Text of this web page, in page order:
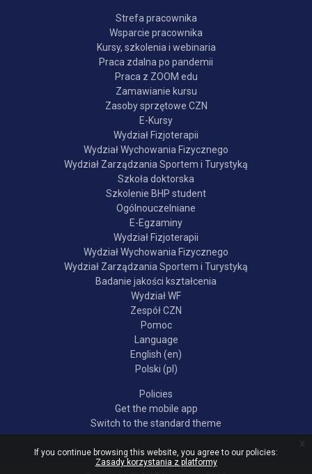
If you continue browsing this website, you agree to our policies:
Zasady korzystania z platformy
x
Strefa pracownika
Wsparcie pracownika
Kursy, szkolenia i webinaria
Praca zdalna po pandemii
Praca z ZOOM edu
Zamawianie kursu
Zasoby sprzętowe CZN
E-Kursy
Wydział Fizjoterapii
Wydział Wychowania Fizycznego
Wydział Zarządzania Sportem i Turystyką
Szkoła doktorska
Szkolenie BHP student
Ogólnouczelniane
E-Egzaminy
Wydział Fizjoterapii
Wydział Wychowania Fizycznego
Wydział Zarządzania Sportem i Turystyką
Badanie jakości kształcenia
Wydział WF
Zespół CZN
Pomoc
Language
English ‎(en)‎
Polski ‎(pl)‎
Policies
Get the mobile app
Switch to the standard theme